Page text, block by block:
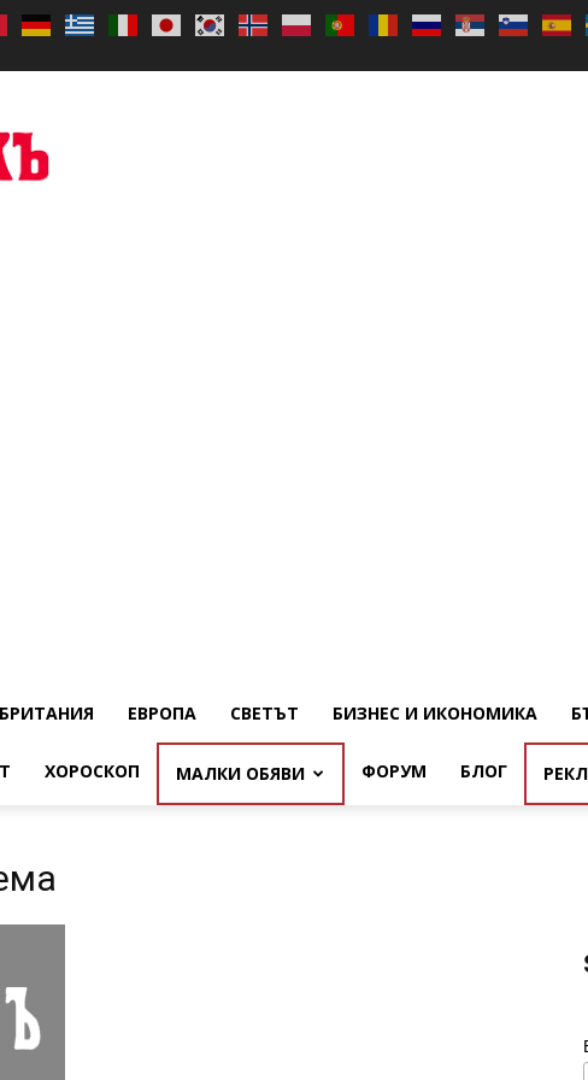
ЕВРОПА СВЕТЪТ БИЗНЕС И ИКОНОМИКА
ХОРОСКОП МАЛКИ ОБЯВИ ФОРУМ БЛОГ